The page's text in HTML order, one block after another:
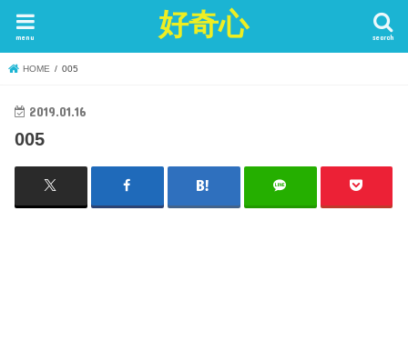
好奇心 search
menu
HOME 005
2019.01.16
005